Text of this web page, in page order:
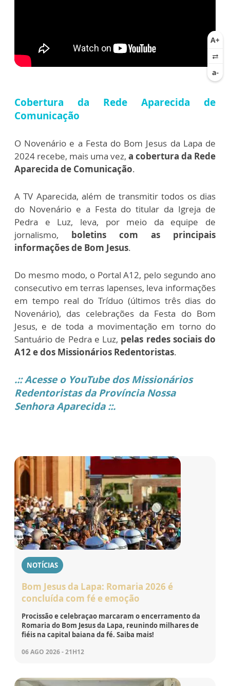
Cobertura da Rede Aparecida de
Comunicação
O Novenário e a Festa do Bom Jesus da Lapa de
2024 recebe, mais uma vez, a cobertura da Rede
Aparecida de Comunicação.
A TV Aparecida, além de transmitir todos os dias
do Novenário e a Festa do titular da Igreja de
Pedra e Luz, leva, por meio da equipe de
jornalismo, boletins com as principais
informações de Bom Jesus.
Do mesmo modo, o Portal A12, pelo segundo ano
consecutivo em terras lapenses, leva informações
em tempo real do Tríduo (últimos três dias do
Novenário), das celebrações da Festa do Bom
Jesus, e de toda a movimentação em torno do
Santuário de Pedra e Luz, pelas redes sociais do
A12 e dos Missionários Redentoristas.
.:: Acesse o YouTube dos Missionários
Redentoristas da Província Nossa
Senhora Aparecida ::.
NOTÍCIAS
Bom Jesus da Lapa: Romaria 2026 é
concluída com fé e emoção
Procissão e celebraçao marcaram o encerramento da
Romaria do Bom Jesus da Lapa, reunindo milhares de
fiéis na capital baiana da fé. Saiba mais!
06 AGO 2026 - 21H12